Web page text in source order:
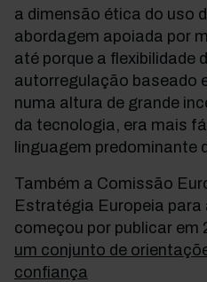
a dimensão ética do uso
abordagem apoiada por
até porque a flexibilidade
autorregulação baseado
numa altura de grande
da tecnologia, era mais
linguagem predominante
Também a Comissão
Estratégia Europeia
começou por publicar em
um conjunto de
confiança